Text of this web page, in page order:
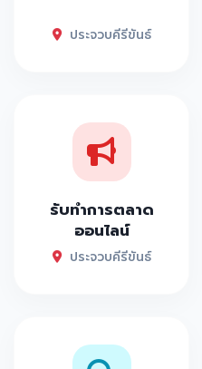
ประจวบคีรีขันธ์
รับทำการตลาด
ออนไลน์
ประจวบคีรีขันธ์